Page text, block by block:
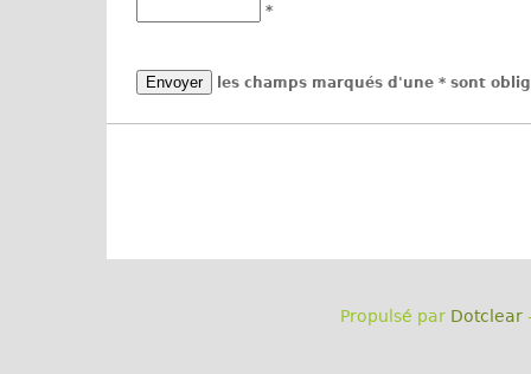
*
les champs marqués d'une * sont
Propulsé par Dotclear